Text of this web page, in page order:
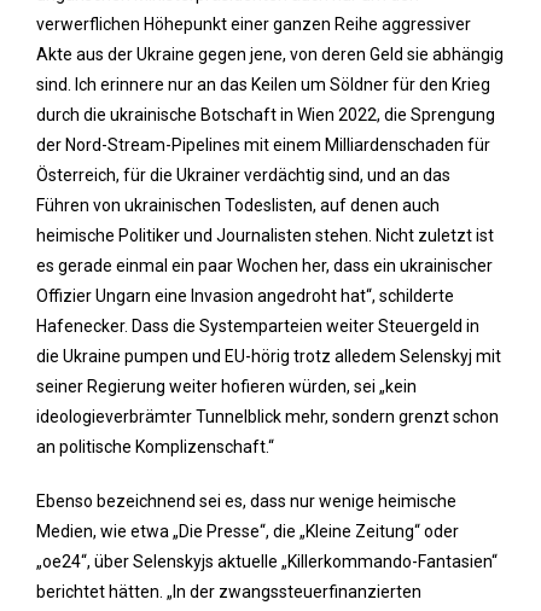
verwerflichen Höhepunkt einer ganzen Reihe aggressiver
Akte aus der Ukraine gegen jene, von deren Geld sie abhängig
sind. Ich erinnere nur an das Keilen um Söldner für den Krieg
durch die ukrainische Botschaft in Wien 2022, die Sprengung
der Nord-Stream-Pipelines mit einem Milliardenschaden für
Österreich, für die Ukrainer verdächtig sind, und an das
Führen von ukrainischen Todeslisten, auf denen auch
heimische Politiker und Journalisten stehen. Nicht zuletzt ist
es gerade einmal ein paar Wochen her, dass ein ukrainischer
Offizier Ungarn eine Invasion angedroht hat“, schilderte
Hafenecker. Dass die Systemparteien weiter Steuergeld in
die Ukraine pumpen und EU-hörig trotz alledem Selenskyj mit
seiner Regierung weiter hofieren würden, sei „kein
ideologieverbrämter Tunnelblick mehr, sondern grenzt schon
an politische Komplizenschaft.“
Ebenso bezeichnend sei es, dass nur wenige heimische
Medien, wie etwa „Die Presse“, die „Kleine Zeitung“ oder
„oe24“, über Selenskyjs aktuelle „Killerkommando-Fantasien“
berichtet hätten. „In der zwangssteuerfinanzierten